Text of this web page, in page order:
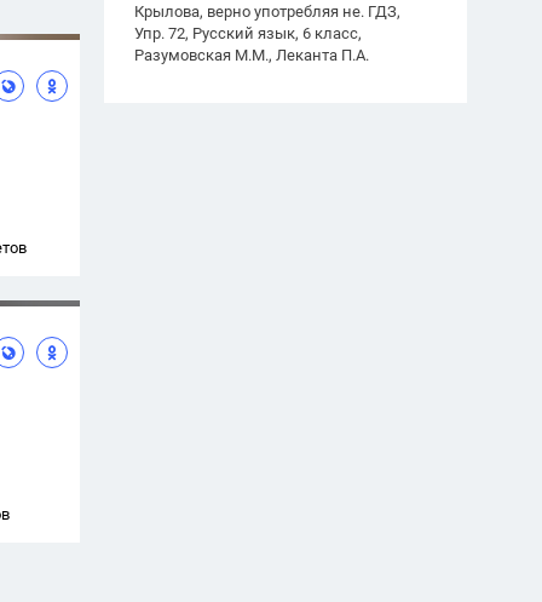
Крылова, верно употребляя не. ГДЗ,
Упр. 72, Русский язык, 6 класс,
Разумовская М.М., Леканта П.А.